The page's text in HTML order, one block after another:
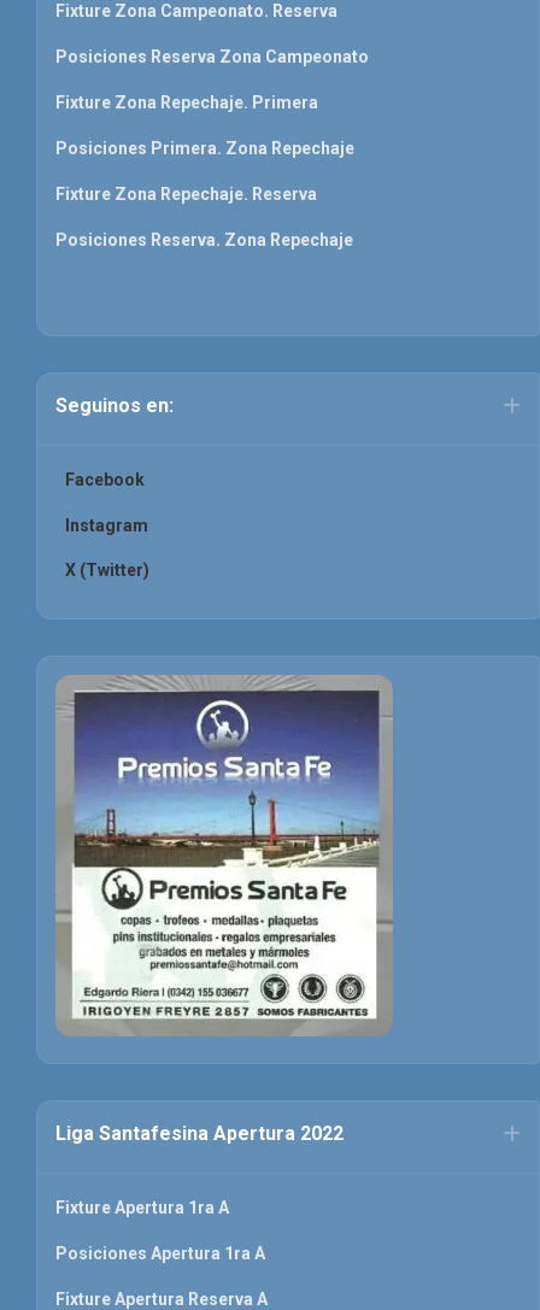
Fixture Zona Campeonato. Reserva
Posiciones Reserva Zona Campeonato
Fixture Zona Repechaje. Primera
Posiciones Primera. Zona Repechaje
Fixture Zona Repechaje. Reserva
Posiciones Reserva. Zona Repechaje
Seguinos en:
Facebook
Instagram
X (Twitter)
Liga Santafesina Apertura 2022
Fixture Apertura 1ra A
Posiciones Apertura 1ra A
Fixture Apertura Reserva A